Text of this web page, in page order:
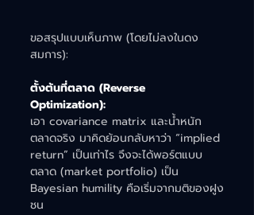
ขอสรุปแบบเห็นภาพ (โดยไม่ลงในดง
สมการ):
ตั้งต้นที่ตลาด (Reverse
Optimization):
เอา covariance matrix และน้ำหนัก
ตลาดจริง มาคิดย้อนกลับหาว่า “implied
return” เป็นเท่าไร จึงจะได้พอร์ตแบบ
ตลาด (market portfolio) เป็น
Bayesian humility คือเริ่มจากมติของฝูง
ชน